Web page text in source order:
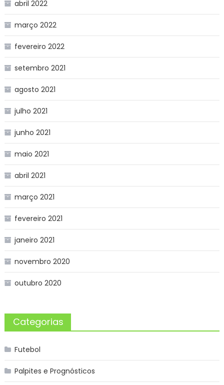
abril 2022
março 2022
fevereiro 2022
setembro 2021
agosto 2021
julho 2021
junho 2021
maio 2021
abril 2021
março 2021
fevereiro 2021
janeiro 2021
novembro 2020
outubro 2020
Categorias
Futebol
Palpites e Prognósticos